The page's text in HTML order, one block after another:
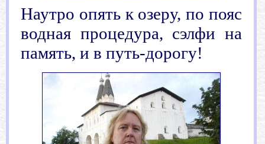
Наутро опять к озеру, по пояс
водная процедура, сэлфи на
память, и в путь-дорогу!